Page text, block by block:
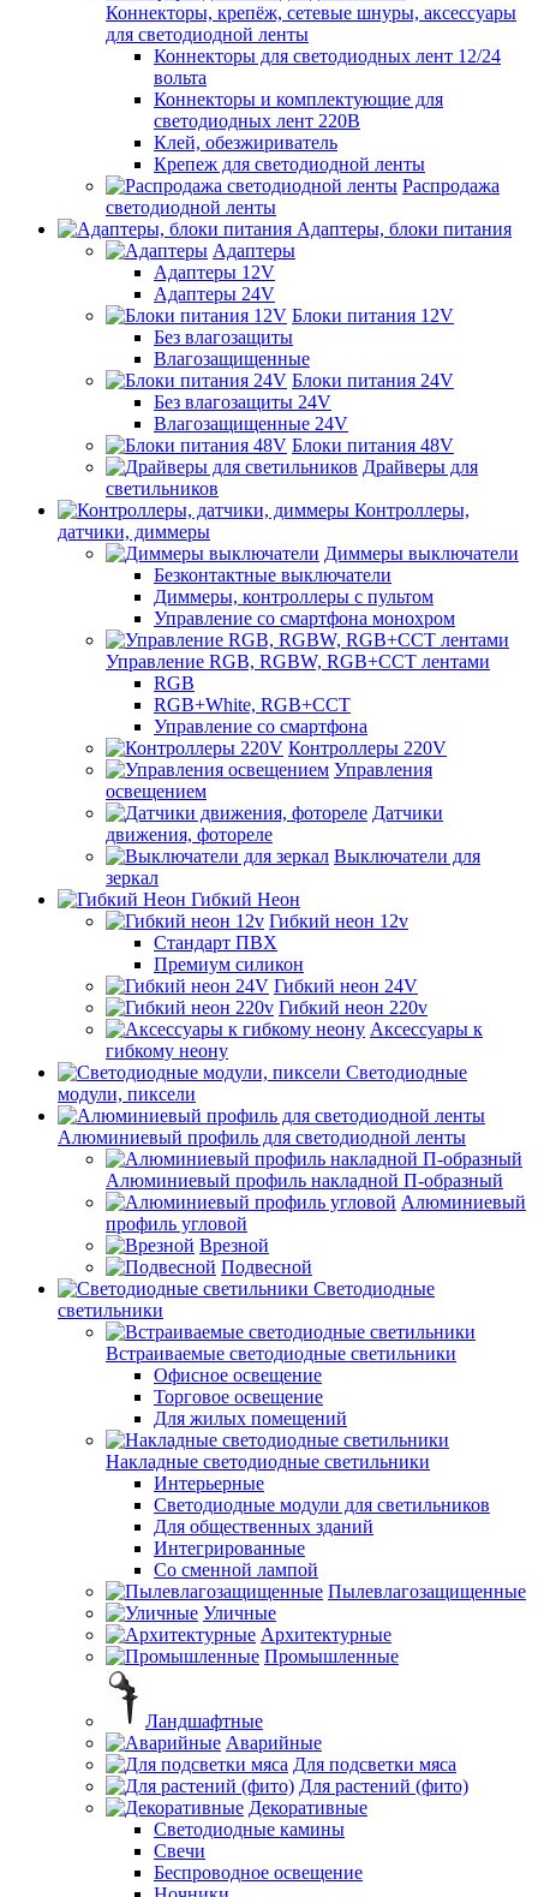
Коннекторы, крепёж, сетевые шнуры, аксессуары
для светодиодной ленты
Коннекторы для светодиодных лент 12/24
вольта
Коннекторы и комплектующие для
светодиодных лент 220В
Клей, обезжириватель
Крепеж для светодиодной ленты
Распродажа
светодиодной ленты
Адаптеры, блоки питания
Адаптеры
Адаптеры 12V
Адаптеры 24V
Блоки питания 12V
Без влагозащиты
Влагозащищенные
Блоки питания 24V
Без влагозащиты 24V
Влагозащищенные 24V
Блоки питания 48V
Драйверы для
светильников
Контроллеры,
датчики, диммеры
Диммеры выключатели
Безконтактные выключатели
Диммеры, контроллеры с пультом
Управление со смартфона монохром
Управление RGB, RGBW, RGB+CCT лентами
RGB
RGB+White, RGB+CCT
Управление со смартфона
Контроллеры 220V
Управления
освещением
Датчики
движения, фотореле
Выключатели для
зеркал
Гибкий Неон
Гибкий неон 12v
Стандарт ПВХ
Премиум силикон
Гибкий неон 24V
Гибкий неон 220v
Аксессуары к
гибкому неону
Светодиодные
модули, пиксели
Алюминиевый профиль для светодиодной ленты
Алюминиевый профиль накладной П-образный
Алюминиевый
профиль угловой
Врезной
Подвесной
Светодиодные
светильники
Встраиваемые светодиодные светильники
Офисное освещение
Торговое освещение
Для жилых помещений
Накладные светодиодные светильники
Интерьерные
Светодиодные модули для светильников
Для общественных зданий
Интегрированные
Со сменной лампой
Пылевлагозащищенные
Уличные
Архитектурные
Промышленные
Ландшафтные
Аварийные
Для подсветки мяса
Для растений (фито)
Декоративные
Светодиодные камины
Свечи
Беспроводное освещение